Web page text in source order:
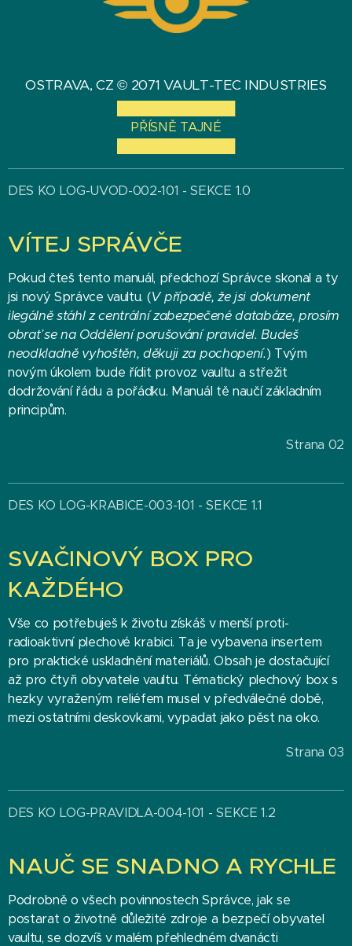
OSTRAVA, CZ © 2071 VAULT-TEC INDUSTRIES
PŘÍSNĚ TAJNÉ
DES KO LOG-UVOD-002-101 - SEKCE 1.0
VÍTEJ SPRÁVČE
Pokud čteš tento manuál, předchozí Správce skonal a ty
jsi nový Správce vaultu. (V případě, že jsi dokument
ilegálně stáhl z centrální zabezpečené databáze, prosím
obrať se na Oddělení porušování pravidel. Budeš
neodkladně vyhoštěn, děkuji za pochopení.) Tvým
novým úkolem bude řídit provoz vaultu a střežit
dodržování řádu a pořádku. Manuál tě naučí základním
principům.
Strana 02
DES KO LOG-KRABICE-003-101 - SEKCE 1.1
SVAČINOVÝ BOX PRO
KAŽDÉHO
Vše co potřebuješ k životu získáš v menší proti-
radioaktivní plechové krabici. Ta je vybavena insertem
pro praktické uskladnění materiálů. Obsah je dostačující
až pro čtyři obyvatele vaultu. Tématický plechový box s
hezky vyraženým reliéfem musel v předválečné době,
mezi ostatními deskovkami, vypadat jako pěst na oko.
Strana 03
DES KO LOG-PRAVIDLA-004-101 - SEKCE 1.2
NAUČ SE SNADNO A RYCHLE
Podrobně o všech povinnostech Správce, jak se
postarat o životně důležité zdroje a bezpečí obyvatel
vaultu, se dozvíš v malém přehledném dvanácti